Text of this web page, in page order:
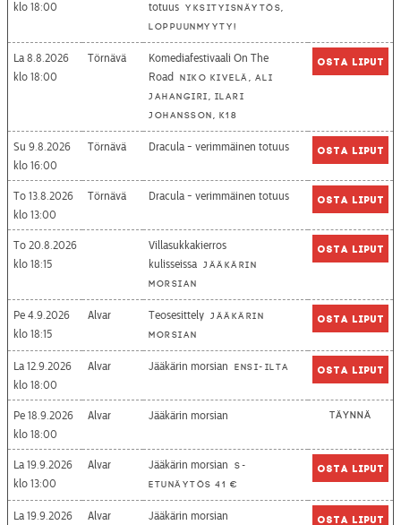
18:00
totuus Yksityisnäytös,
loppuunmyyty!
La 8.8.2026
18:00
Törnävä
Komediafestivaali On The
Road
Niko Kivelä, Ali
Jahangiri, Ilari
Johansson, K18
Osta liput
Su 9.8.2026
16:00
Törnävä Dracula - verimmäinen totuus Osta liput
To 13.8.2026
13:00
Törnävä Dracula - verimmäinen totuus Osta liput
To 20.8.2026
18:15
Villasukkakierros
kulisseissa Jääkärin
morsian
Osta liput
Pe 4.9.2026
18:15
Alvar Teosesittely Jääkärin
morsian
Osta liput
La 12.9.2026
18:00
Alvar Jääkärin morsian Ensi-ilta Osta liput
Pe 18.9.2026
18:00
Alvar Jääkärin morsian Täynnä
La 19.9.2026
13:00
Alvar Jääkärin morsian
S-
etunäytös 41 €
Osta liput
La 19.9.2026
Alvar Jääkärin morsian Osta liput